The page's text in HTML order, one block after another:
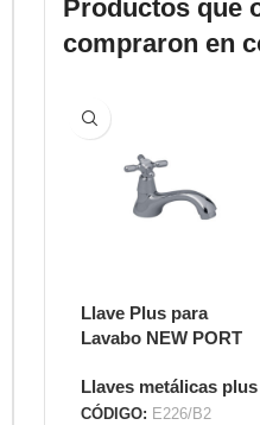
Productos que
compraron en
Llave Plus para
Lavabo NEW PORT
Llaves metálicas plus
CÓDIGO: E226/B2